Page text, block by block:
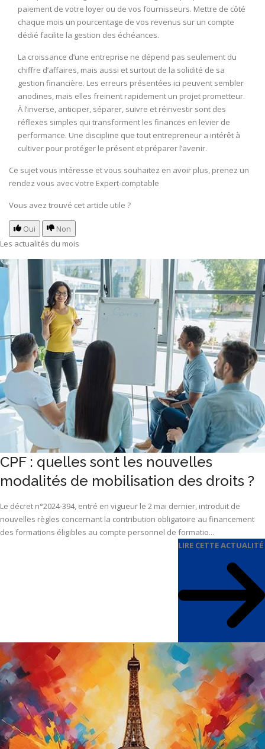
paiement de votre loyer ou de vos fournisseurs. Mettre de côté
chaque mois un pourcentage de vos revenus sur un compte
dédié facilite la gestion des échéances.
La croissance d’une entreprise ne dépend pas seulement du
chiffre d’affaires, mais aussi et surtout de la solidité de sa
gestion financière. Les erreurs présentées ici peuvent sembler
anodines, mais elles freinent rapidement un projet prometteur.
À l’inverse, anticiper, séparer, suivre et réinvestir sont des
réflexes simples qui transforment les finances en levier de
performance. Une discipline que tout entrepreneur a intérêt à
cultiver pour protéger le présent et préparer l’avenir.
Ce sujet vous intéresse et vous souhaitez en avoir plus, prenez un
rendez vous avec votre Expert-comptable
Vous avez trouvé cet article utile ?
Oui
Non
Les actualités du mois
CPF : quelles sont les nouvelles
modalités de mobilisation des droits ?
Le décret n°2024-394, entré en vigueur le 2 mai dernier, introduit de
nouvelles règles concernant la contribution obligatoire au financement
des formations éligibles au compte personnel de formatio...
LIRE CETTE ACTUALITÉ